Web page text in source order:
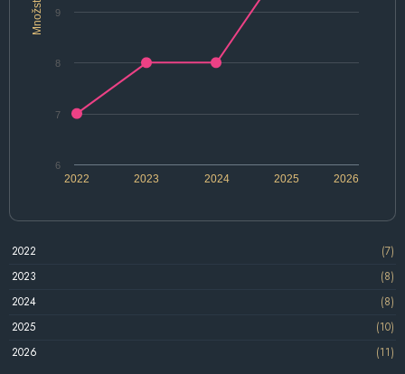
Množstvo
2022 2024 2026
2023 2025
6
7
8
9
2022
(7)
2023
(8)
2024
(8)
2025
(10)
2026
(11)